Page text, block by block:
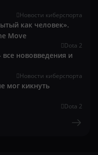
Новости киберспорта
как человек».
Move
Dota 2
нововведения и
Новости киберспорта
мог кикнуть
Dota 2